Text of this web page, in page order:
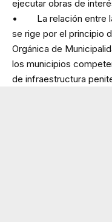
ejecutar obras de
• La relación entre la
se rige por el principio
Orgánica de
los municipios
de infraestructura